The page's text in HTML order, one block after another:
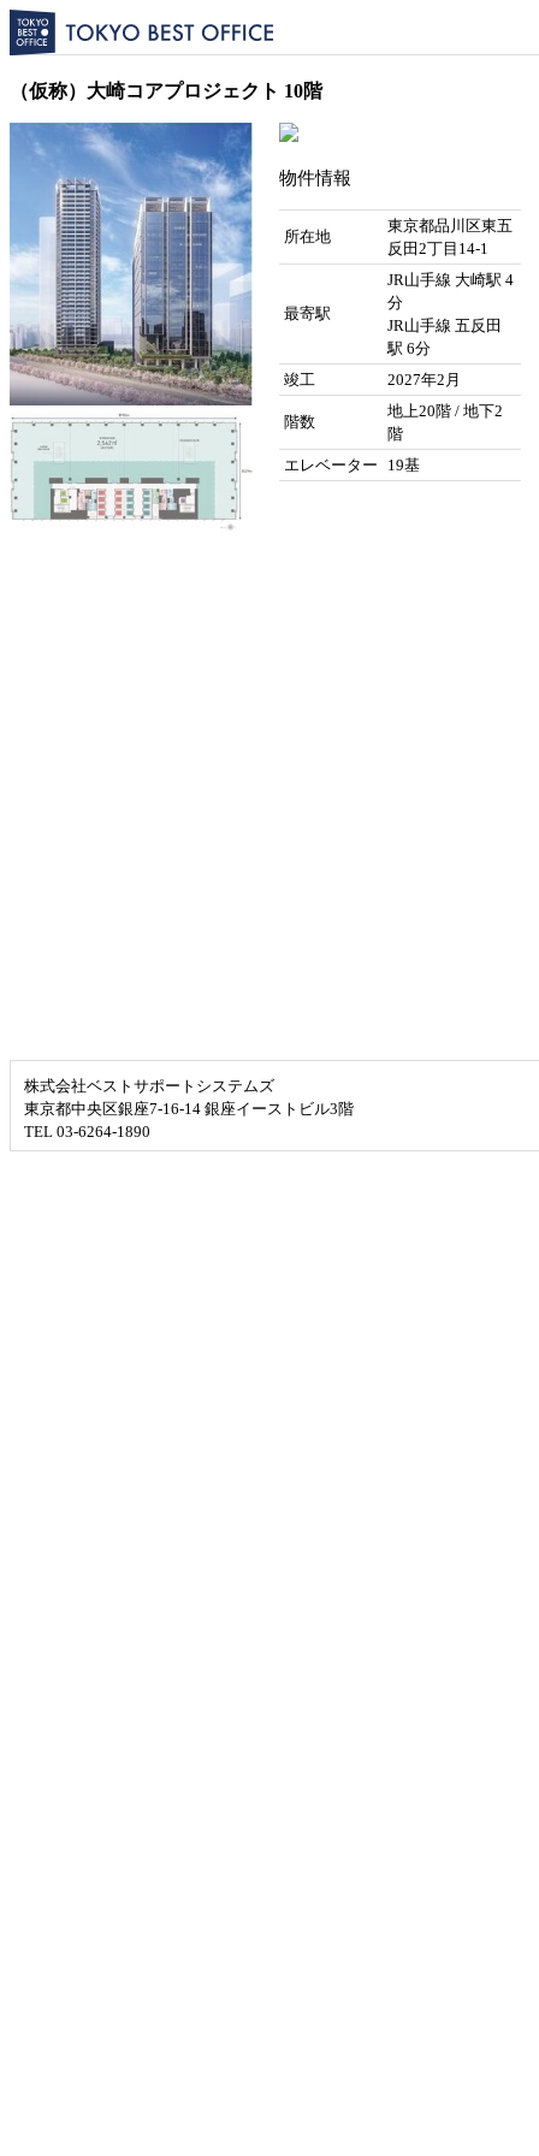
（仮称）大崎コアプロジェクト 10階
物件情報
所在地
東京都品川区東五
反田2丁目14-1
最寄駅
JR山手線 大崎駅 4
分
JR山手線 五反田
駅 6分
竣工
2027年2月
階数
地上20階 / 地下2
階
エレベーター
19基
株式会社ベストサポートシステムズ
東京都中央区銀座7-16-14 銀座イーストビル3階
TEL 03-6264-1890